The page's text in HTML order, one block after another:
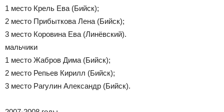
1 место Крель Ева (Бийск);
2 место Прибыткова Лена (Бийск);
3 место Коровина Ева (Линёвский).
мальчики
1 место Жабров Дима (Бийск);
2 место Репьев Кирилл (Бийск);
3 место Рагулин Александр (Бийск).